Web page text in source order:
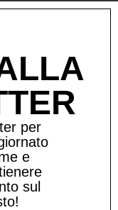
inclusa)
per
e
sul